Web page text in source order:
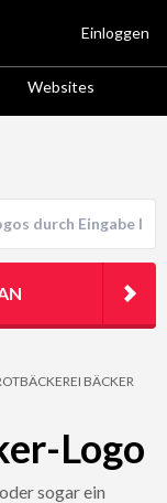
Websites
Einloggen
BÄCKER
Logo
sogar ein